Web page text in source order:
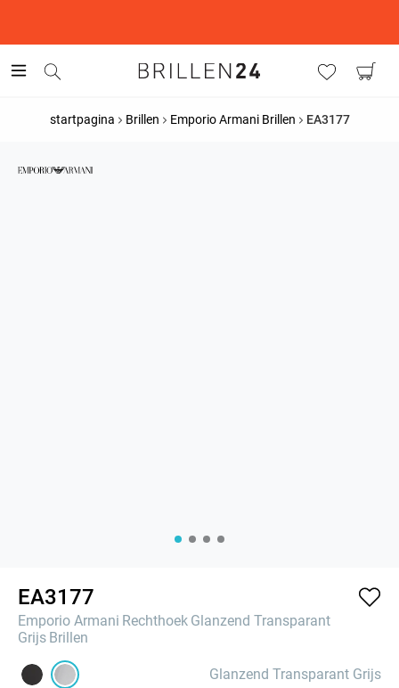
startpagina Brillen Emporio Armani Brillen EA3177
EA3177
Emporio Armani Rechthoek Glanzend Transparant
Grijs Brillen
Glanzend Transparant Grijs